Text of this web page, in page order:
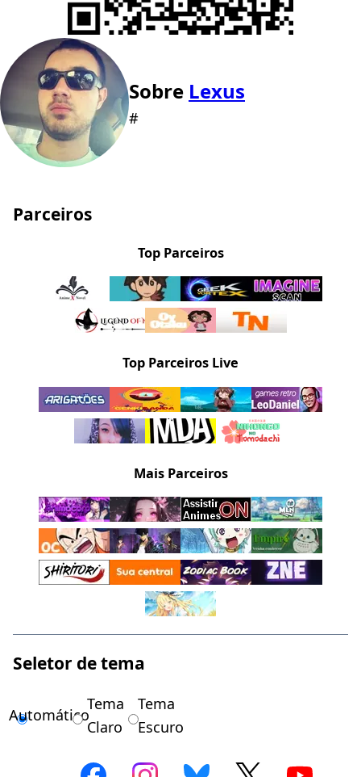
Sobre Lexus
#
Parceiros
Top Parceiros
Top Parceiros Live
Mais Parceiros
Seletor de tema
Automático
Tema
Claro
Tema
Escuro